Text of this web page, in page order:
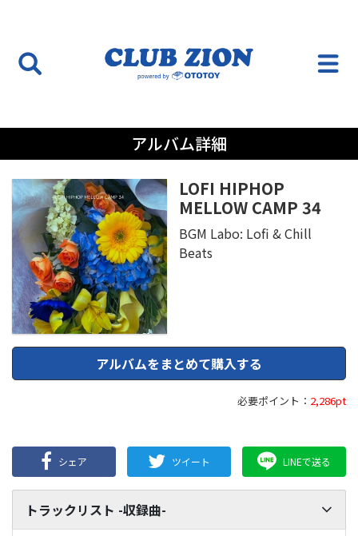
アルバム詳細
LOFI HIPHOP
MELLOW CAMP 34
BGM Labo: Lofi & Chill
Beats
アルバムをまとめて購入する
必要ポイント： 2,286pt
シェア ツイート LINEで送る
トラックリスト -収録曲-